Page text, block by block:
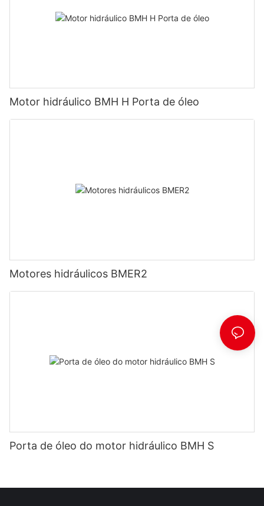
Motor hidráulico BMH H Porta de óleo
Motores hidráulicos BMER2
Porta de óleo do motor hidráulico BMH S